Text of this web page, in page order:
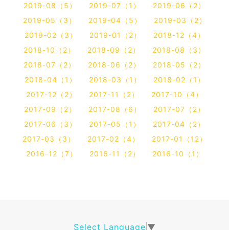
2019-08（5）
2019-07（1）
2019-06（2）
2019-05（3）
2019-04（5）
2019-03（2）
2019-02（3）
2019-01（2）
2018-12（4）
2018-10（2）
2018-09（2）
2018-08（3）
2018-07（2）
2018-06（2）
2018-05（2）
2018-04（1）
2018-03（1）
2018-02（1）
2017-12（2）
2017-11（2）
2017-10（4）
2017-09（2）
2017-08（6）
2017-07（2）
2017-06（3）
2017-05（1）
2017-04（2）
2017-03（3）
2017-02（4）
2017-01（12）
2016-12（7）
2016-11（2） 2016-10（1）
Select Language ▼